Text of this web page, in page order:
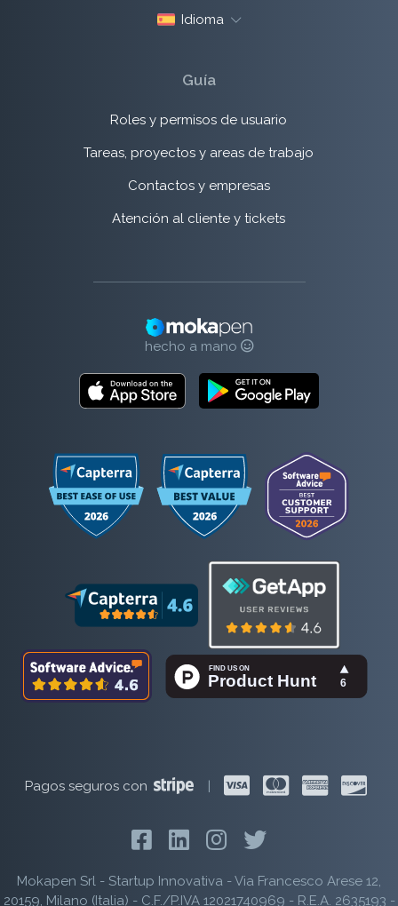
Idioma
Guía
Roles y permisos de usuario
Tareas, proyectos y areas de trabajo
Contactos y empresas
Atención al cliente y tickets
hecho a mano
Pagos seguros con
Mokapen Srl - Startup Innovativa - Via Francesco Arese 12,
20159, Milano (Italia) - C.F./P.IVA 12021740969 - R.E.A. 2635193 -